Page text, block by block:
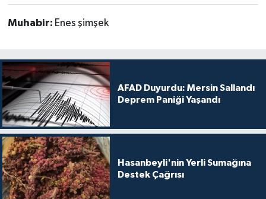
Muhabir: Enes şimşek
AFAD Duyurdu: Mersin Sallandı
Deprem Paniği Yaşandı
Hasanbeyli'nin Yerli Sumağına
Destek Çağrısı